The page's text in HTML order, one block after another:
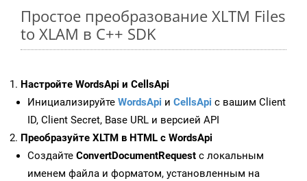
Простое преобразование XLTM Files
to XLAM в C++ SDK
Настройте WordsApi и CellsApi
Инициализируйте WordsApi и CellsApi с вашим Client
ID, Client Secret, Base URL и версией API
Преобразуйте XLTM в HTML с WordsApi
Создайте ConvertDocumentRequest с локальным
именем файла и форматом, установленным на